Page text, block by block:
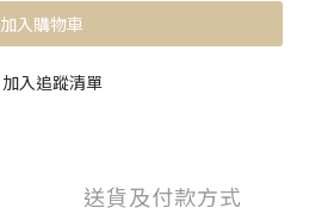
加入購物車
加入追蹤清單
送貨及付款方式